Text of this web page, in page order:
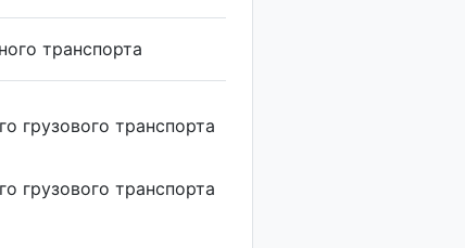
транспорта
грузового транспорта
грузового транспорта